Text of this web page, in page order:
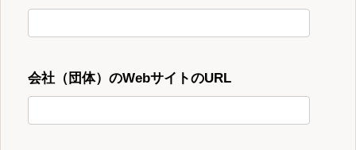
会社（団体）のWebサイトのURL